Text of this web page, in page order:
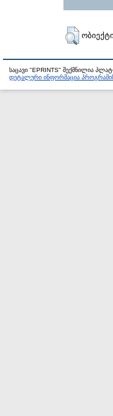
საცავი "EPRINTS" შექმნილია
დეტალური ინფორმაცია პროგრამის